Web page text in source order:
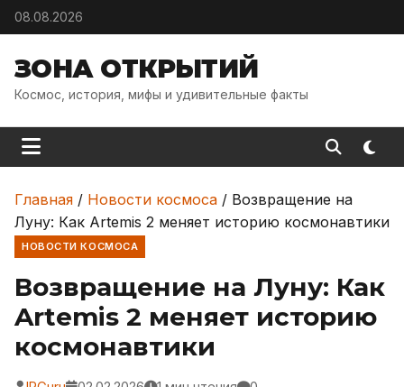
Skip to content
08.08.2026
ЗОНА ОТКРЫТИЙ
Космос, история, мифы и удивительные факты
Главная / Новости космоса / Возвращение на
Луну: Как Artemis 2 меняет историю космонавтики
НОВОСТИ КОСМОСА
Возвращение на Луну: Как
Artemis 2 меняет историю
космонавтики